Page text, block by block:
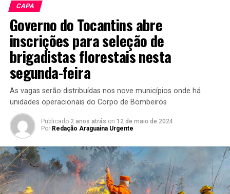
CAPA
Governo do Tocantins abre
inscrições para seleção de
brigadistas florestais nesta
segunda-feira
As vagas serão distribuídas nos nove municípios onde há
unidades operacionais do Corpo de Bombeiros
Publicado 2 anos atrás on 12 de maio de 2024
Por Redação Araguaina Urgente